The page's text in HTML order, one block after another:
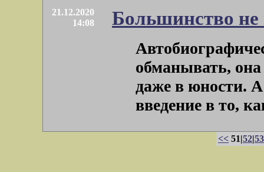
21.12.2020
14:08
Большинство не
обманывать,
даже в юности. А
введение в то,
<< 51|52|53